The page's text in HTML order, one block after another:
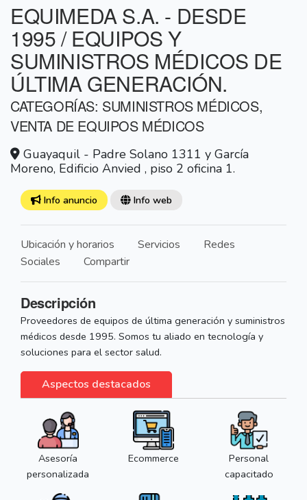
EQUIMEDA S.A. - DESDE
1995 / EQUIPOS Y
SUMINISTROS MÉDICOS DE
ÚLTIMA GENERACIÓN.
CATEGORÍAS: SUMINISTROS MÉDICOS,
VENTA DE EQUIPOS MÉDICOS
Guayaquil - Padre Solano 1311 y García
Moreno, Edificio Anvied , piso 2 oficina 1.
Info anuncio Info web
Ubicación y horarios Servicios
Redes
Sociales
Compartir
Descripción
Proveedores de equipos de última generación y suministros
médicos desde 1995. Somos tu aliado en tecnología y
soluciones para el sector salud.
Aspectos destacados
Asesoría
personalizada
Ecommerce
Personal
capacitado